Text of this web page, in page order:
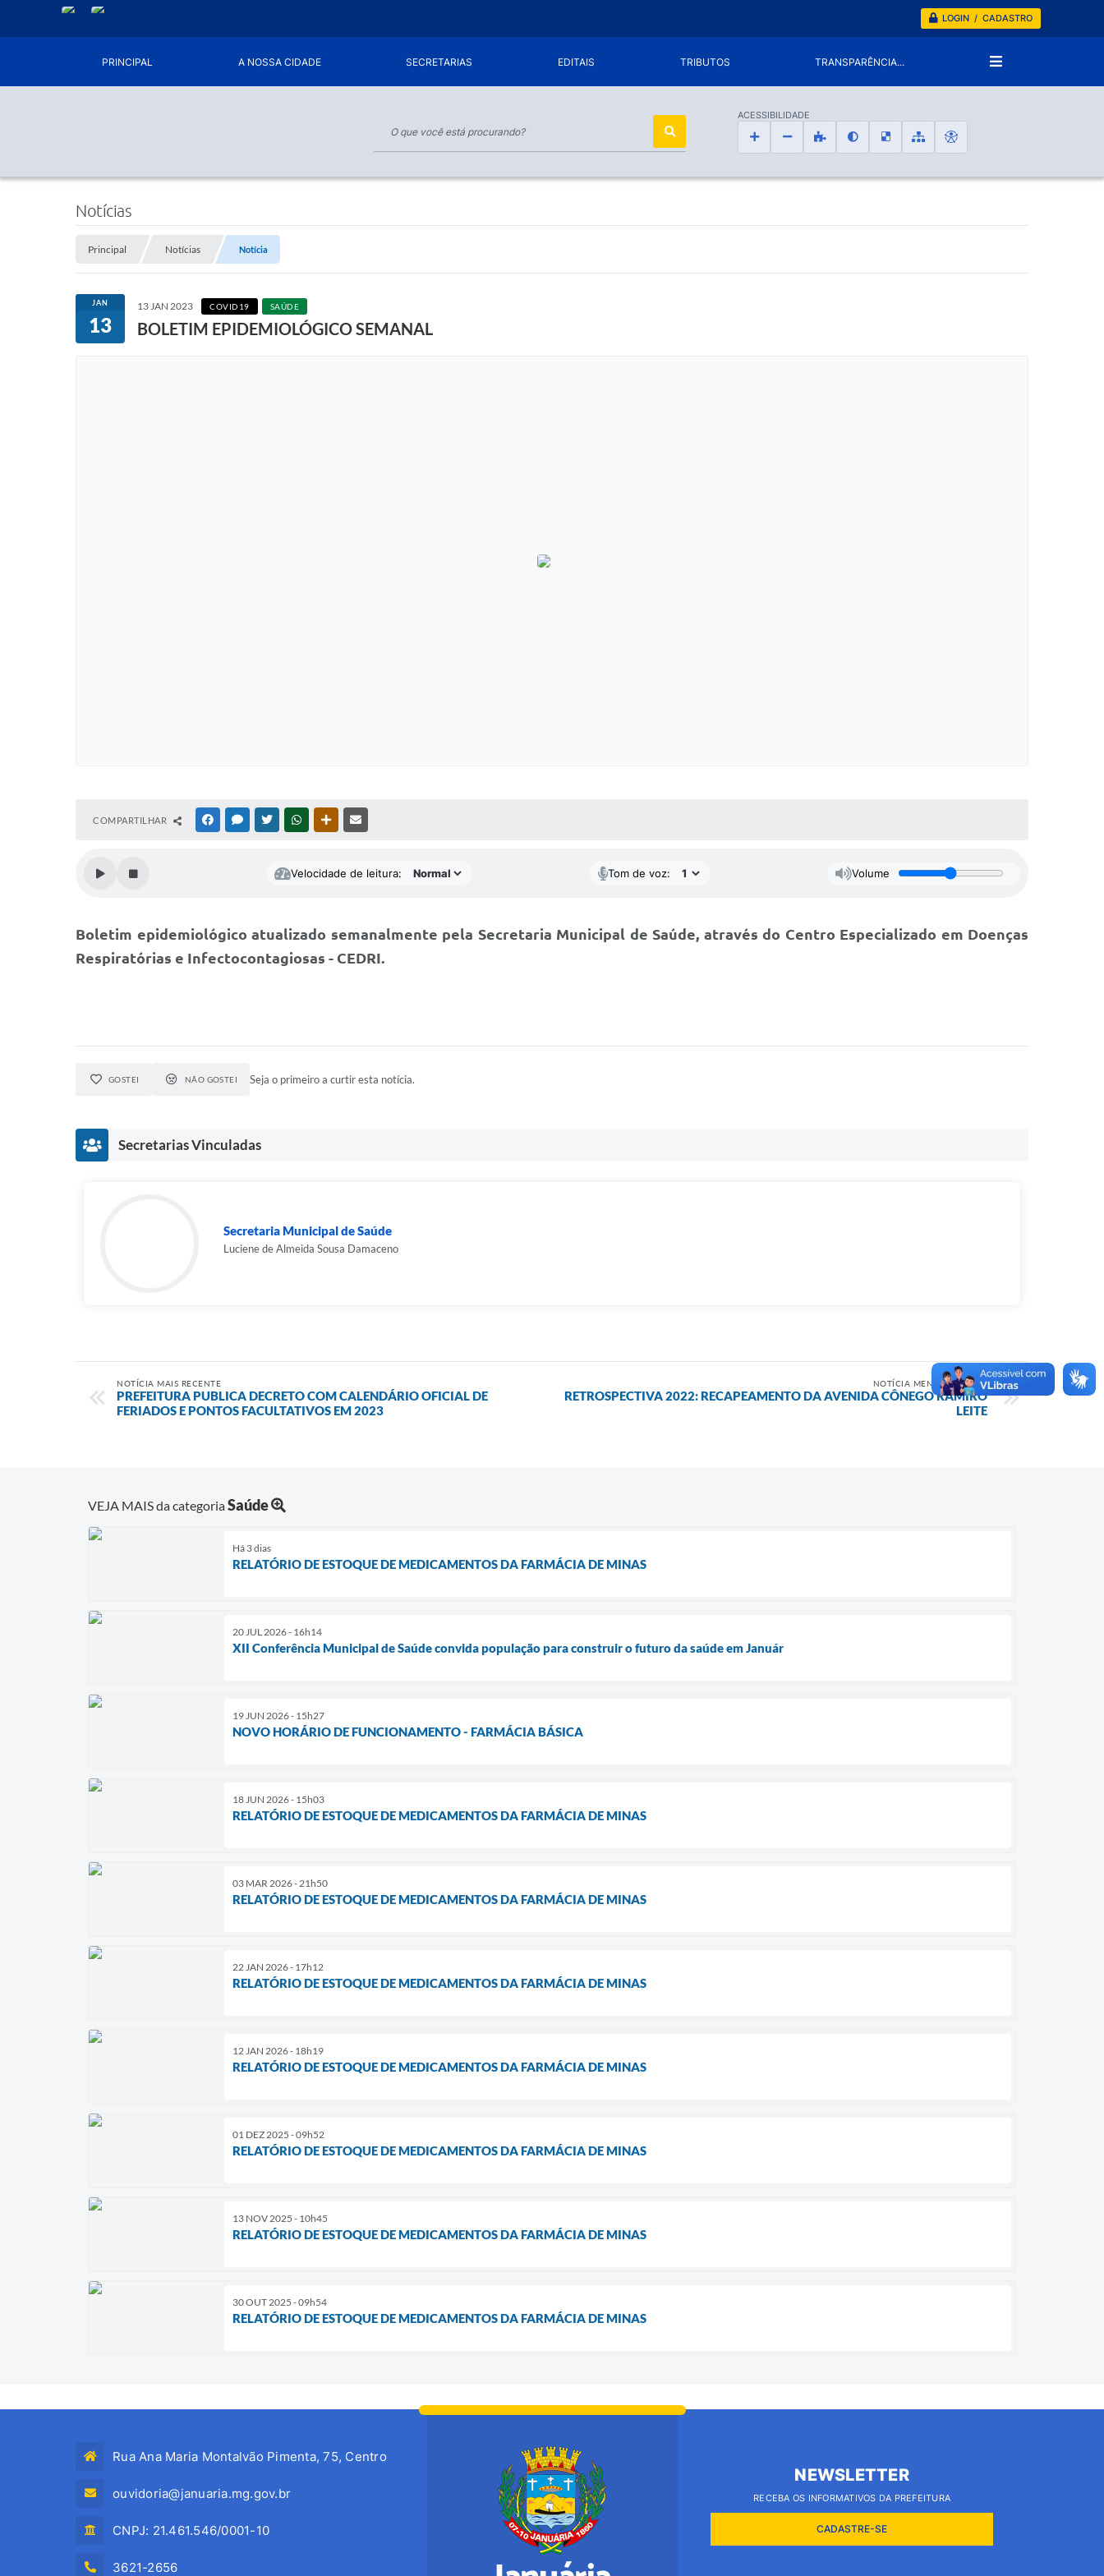
LOGIN / CADASTRO
PRINCIPAL A NOSSA CIDADE SECRETARIAS EDITAIS TRIBUTOS TRANSPARÊNCIA...
ACESSIBILIDADE
Notícias
Principal Notícias Notícia
JAN
13
13 JAN 2023 COVID19 SAÚDE
BOLETIM EPIDEMIOLÓGICO SEMANAL
COMPARTILHAR FACEBOOKMESSENGER
TWITTERWHATSAPPOUTRAS MÍDIAS
Velocidade de leitura: Tom de voz: Volume
Boletim epidemiológico atualizado semanalmente pela Secretaria Municipal de Saúde, através do Centro Especializado em Doenças
Respiratórias e Infectocontagiosas - CEDRI.
GOSTEI NÃO GOSTEI Seja o primeiro a curtir esta notícia.
Secretarias Vinculadas
Secretaria Municipal de Saúde
Luciene de Almeida Sousa Damaceno
NOTÍCIA MAIS RECENTE
PREFEITURA PUBLICA DECRETO COM CALENDÁRIO OFICIAL DE
FERIADOS E PONTOS FACULTATIVOS EM 2023
NOTÍCIA MENOS RECENTE
RETROSPECTIVA 2022: RECAPEAMENTO DA AVENIDA CÔNEGO RAMIRO
LEITE
VEJA MAIS da categoriaSaúde
Há 3 dias
RELATÓRIO DE ESTOQUE DE MEDICAMENTOS DA FARMÁCIA DE MINAS
20 JUL 2026 - 16h14
XII Conferência Municipal de Saúde convida população para construir o futuro da saúde em Január
19 JUN 2026 - 15h27
NOVO HORÁRIO DE FUNCIONAMENTO - FARMÁCIA BÁSICA
18 JUN 2026 - 15h03
RELATÓRIO DE ESTOQUE DE MEDICAMENTOS DA FARMÁCIA DE MINAS
03 MAR 2026 - 21h50
RELATÓRIO DE ESTOQUE DE MEDICAMENTOS DA FARMÁCIA DE MINAS
22 JAN 2026 - 17h12
RELATÓRIO DE ESTOQUE DE MEDICAMENTOS DA FARMÁCIA DE MINAS
12 JAN 2026 - 18h19
RELATÓRIO DE ESTOQUE DE MEDICAMENTOS DA FARMÁCIA DE MINAS
01 DEZ 2025 - 09h52
RELATÓRIO DE ESTOQUE DE MEDICAMENTOS DA FARMÁCIA DE MINAS
13 NOV 2025 - 10h45
RELATÓRIO DE ESTOQUE DE MEDICAMENTOS DA FARMÁCIA DE MINAS
30 OUT 2025 - 09h54
RELATÓRIO DE ESTOQUE DE MEDICAMENTOS DA FARMÁCIA DE MINAS
Rua Ana Maria Montalvão Pimenta, 75, Centro
ouvidoria@januaria.mg.gov.br
CNPJ: 21.461.546/0001-10
3621-2656
NEWSLETTER
RECEBA OS INFORMATIVOS DA PREFEITURA
CADASTRE-SE